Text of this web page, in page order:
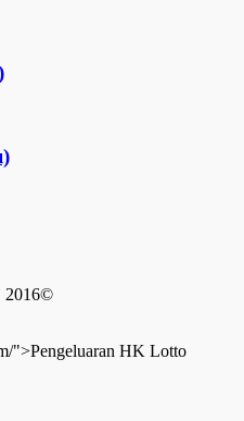
2016©
">Pengeluaran HK Lotto